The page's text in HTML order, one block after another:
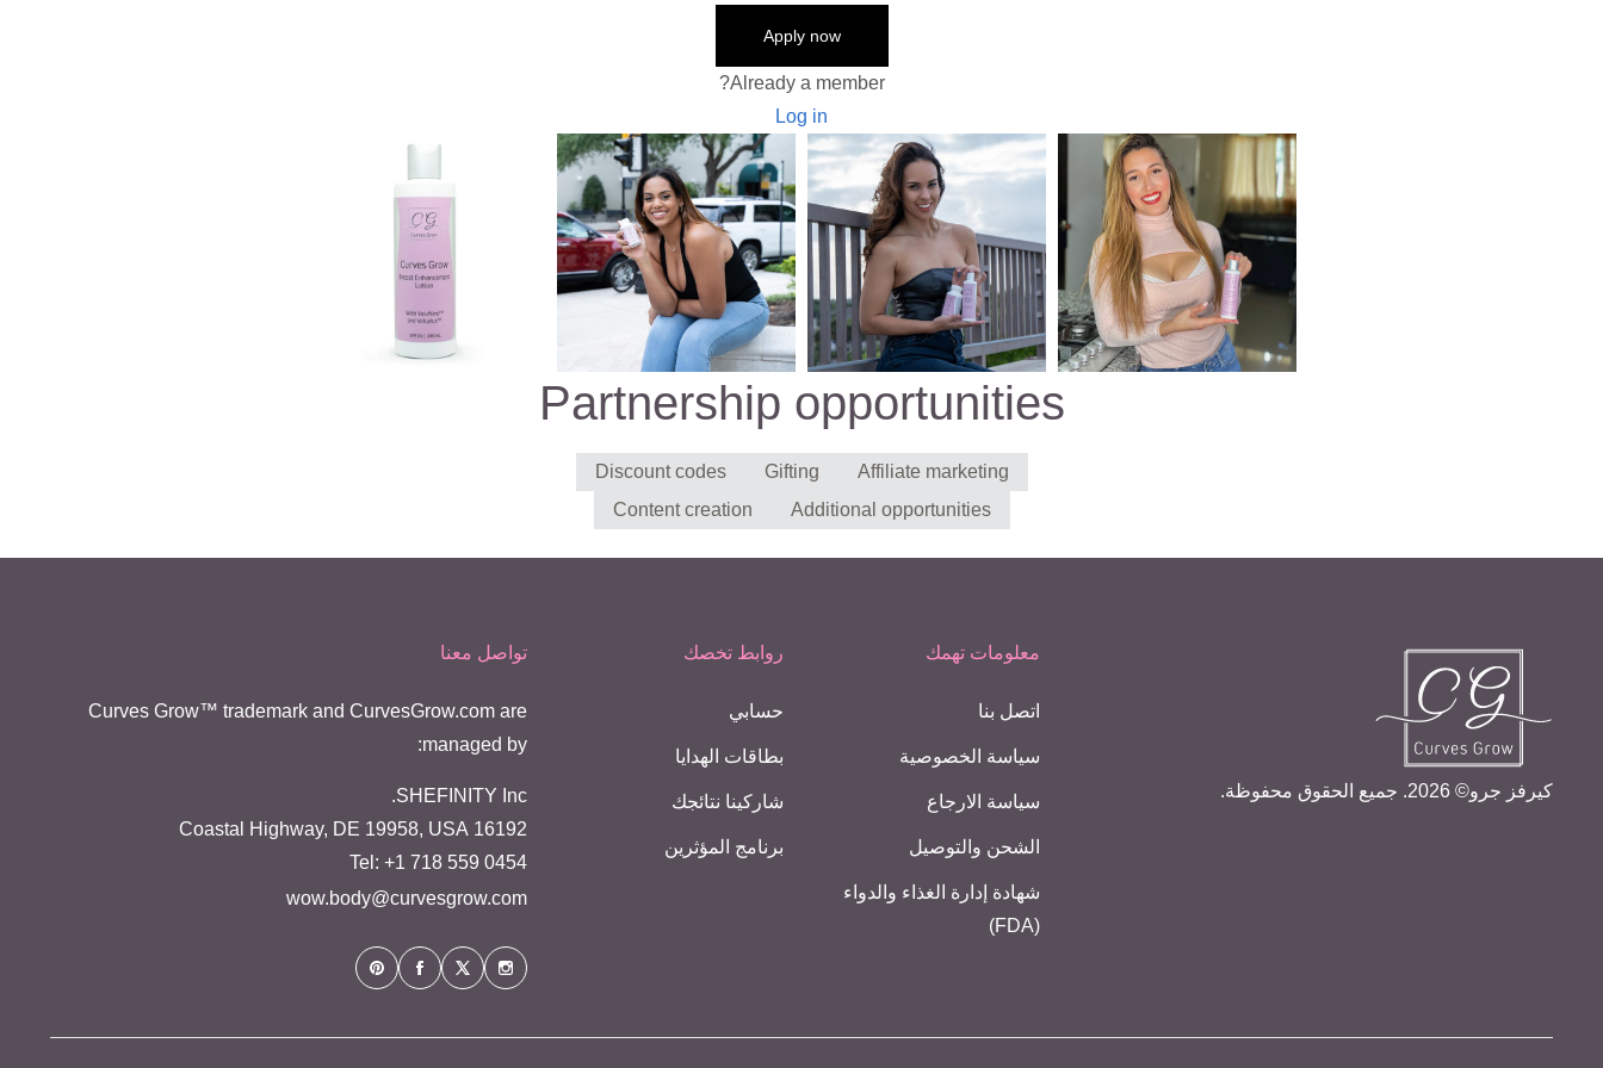
Apply now
Already a member?
Log in
Partnership opportunities
Affiliate marketing
Gifting
Discount codes
Additional opportunities
Content creation
كيرفز جرو© 2026. جميع الحقوق محفوظة.
معلومات تهمك
اتصل بنا
سياسة الخصوصية
سياسة الارجاع
الشحن والتوصيل
شهادة إدارة الغذاء والدواء
(FDA)
روابط تخصك
حسابي
بطاقات الهدايا
شاركينا نتائجك
برنامج المؤثرين
تواصل معنا
Curves Grow™ trademark and CurvesGrow.com are
managed by:
SHEFINITY Inc.
16192 Coastal Highway, DE 19958, USA
Tel: +1 718 559 0454
wow.body@curvesgrow.com